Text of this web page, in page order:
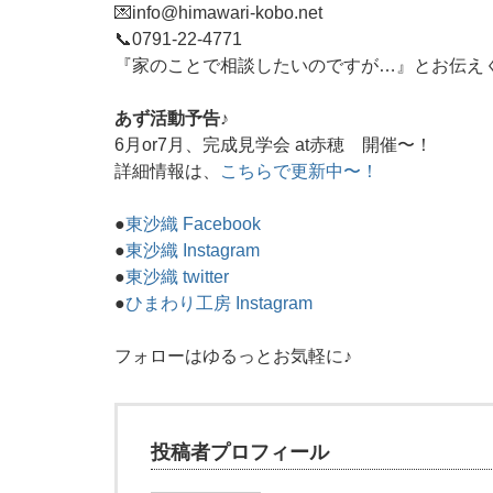
💌info@himawari-kobo.net
📞0791-22-4771
『家のことで相談したいのですが…』とお伝え
あず活動予告♪
6月or7月、完成見学会 at赤穂 開催〜！
詳細情報は、
こちらで更新中〜！
●東沙織 Facebook
●東沙織 Instagram
●東沙織 twitter
●ひまわり工房 Instagram
フォローはゆるっとお気軽に♪
投稿者プロフィール